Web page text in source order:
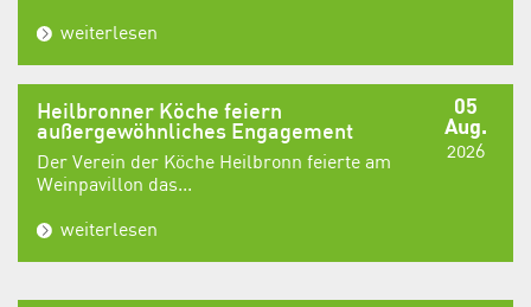
weiterlesen
05
Aug.
2026
Heilbronner Köche feiern
außergewöhnliches Engagement
Der Verein der Köche Heilbronn feierte am
Weinpavillon das...
weiterlesen